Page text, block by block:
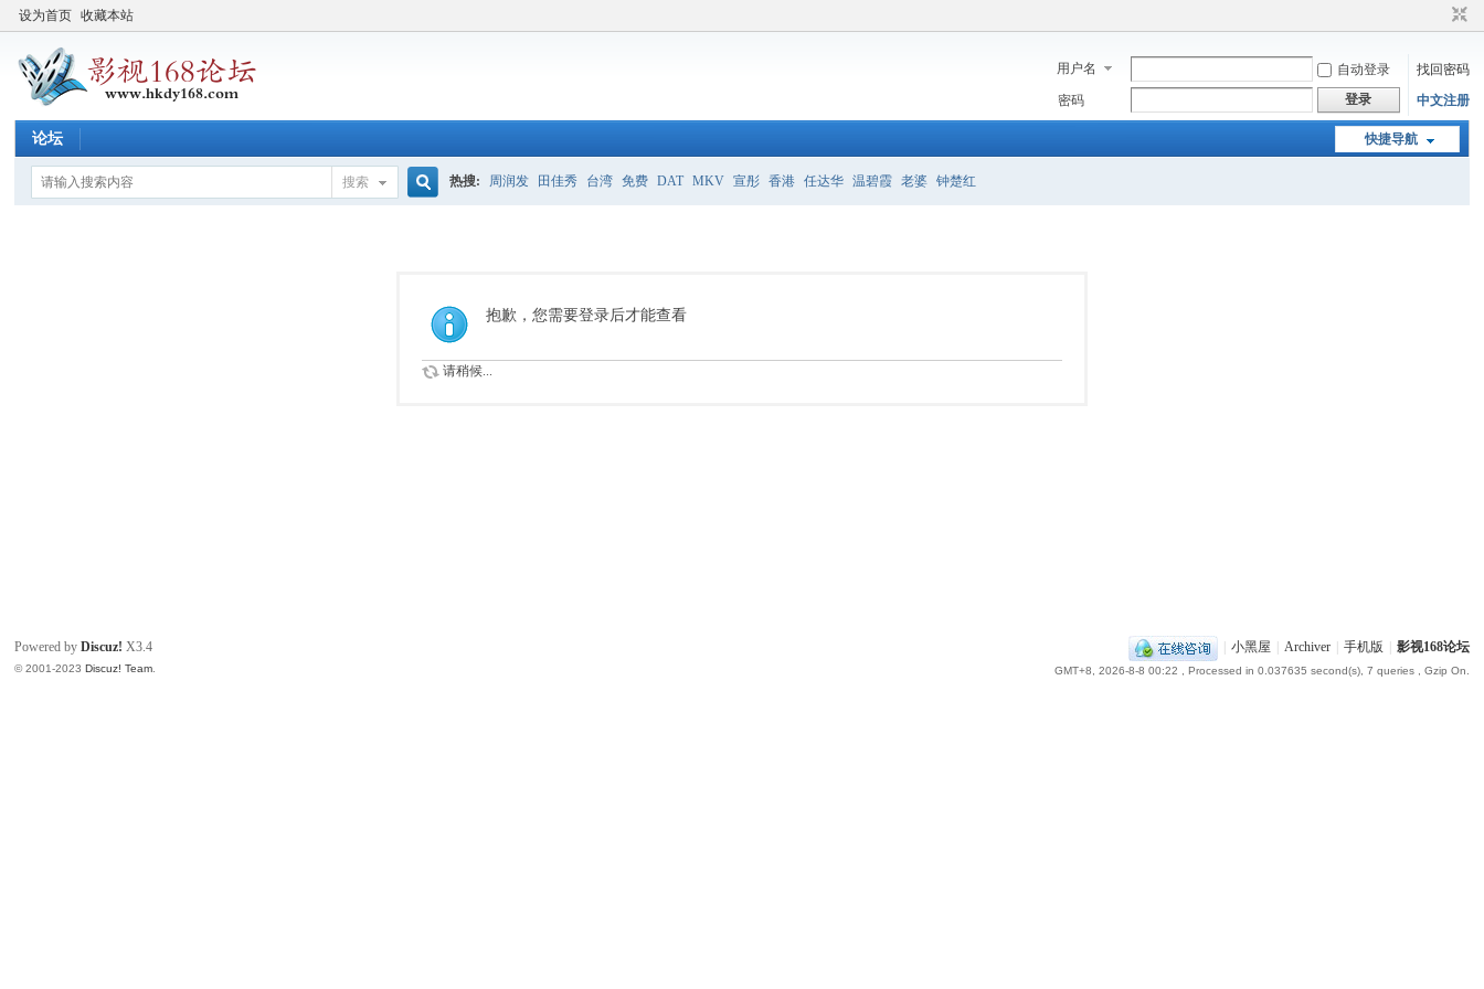
设为首页 收藏本站
用户名 自动登录
找回密码
密码
登录 中文注册
快捷导航
论坛
搜索 热搜: 周润发 田佳秀 台湾 免费 DAT MKV 宣彤 香港 任达华 温碧霞 老婆 钟楚红
抱歉，您需要登录后才能查看
请稍候...
小黑屋 Archiver 手机版 影视168论坛
GMT+8, 2026-8-8 00:22 , Processed in 0.037635 second(s), 7 queries , Gzip On.
Powered byDiscuz! X3.4
© 2001-2023Discuz! Team